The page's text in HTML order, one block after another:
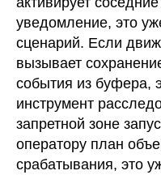
уведомление, это
сценарий. Если
вызывает
события из буфера,
инструмент
запретной зоне
оператору план
срабатывания, это